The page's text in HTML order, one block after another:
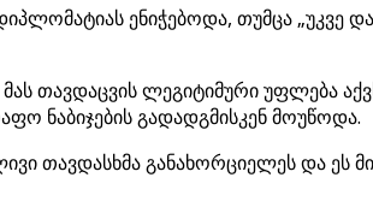
ენიჭებოდა, თუმცა „უკვე
თავდაცვის ლეგიტიმური უფლება
ნაბიჯების გადადგმისკენ მოუწოდა.
განახორციელეს და ეს